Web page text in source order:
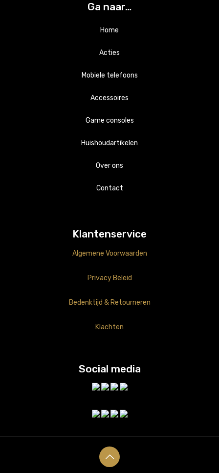
Ga naar…
Home
Acties
Mobiele telefoons
Apple
Samsung
Overig
Accessoires
Apple
Samsung
Overig
Game consoles
Playstations
Nintendo
Accessoires
Huishoudartikelen
Over ons
Contact
Klantenservice
Algemene Voorwaarden
Privacy Beleid
Bedenktijd & Retourneren
Klachten
Social media